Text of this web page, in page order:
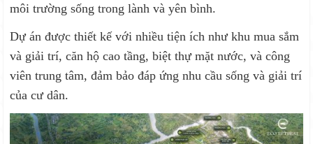
môi trường sống trong lành và yên bình.
Dự án được thiết kế với nhiều tiện ích như khu mua sắm
và giải trí, căn hộ cao tầng, biệt thự mặt nước, và công
viên trung tâm, đảm bảo đáp ứng nhu cầu sống và giải trí
của cư dân.